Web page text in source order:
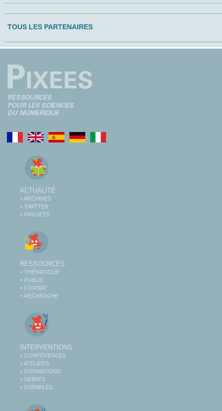
TOUS LES PARTENAIRES
ACTUALITÉ
> ARCHIVES
> TWITTER
> PROJETS
RESSOURCES
> THÉMATIQUE
> PUBLIC
> FORMAT
> RECHERCHE
INTERVENTIONS
> CONFÉRENCES
> ATELIERS
> FORMATIONS
> DÉBATS
> EXEMPLES